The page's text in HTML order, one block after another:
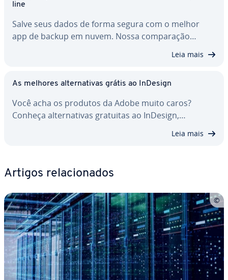
line
Salve seus dados de forma segura com o melhor
app de backup em nuvem. Nossa com­pa­ra­ção…
Leia mais
As melhores al­ter­na­ti­vas grátis ao InDesign
Você acha os produtos da Adobe muito caros?
Conheça al­ter­na­ti­vas gratuitas ao InDesign,…
Leia mais
Artigos re­la­ci­o­na­dos